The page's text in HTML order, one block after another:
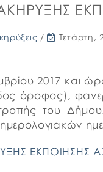
/ Τετάρτη,
2017 και
όροφος),
του
ΕΚΠΟΙΗΣΗΣ